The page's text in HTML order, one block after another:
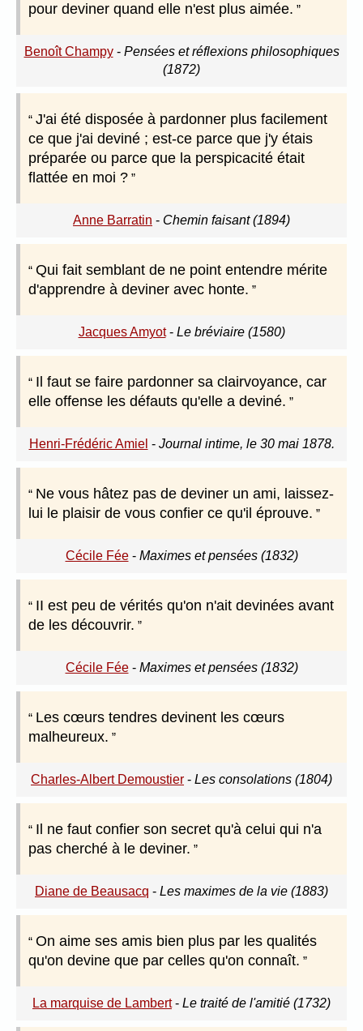
pour deviner quand elle n'est plus aimée.
Benoît Champy- Pensées et réflexions philosophiques
(1872)
J'ai été disposée à pardonner plus facilement
ce que j'ai deviné ; est-ce parce que j'y étais
préparée ou parce que la perspicacité était
flattée en moi ?
Anne Barratin - Chemin faisant (1894)
Qui fait semblant de ne point entendre mérite
d'apprendre à deviner avec honte.
Jacques Amyot- Le bréviaire (1580)
Il faut se faire pardonner sa clairvoyance, car
elle offense les défauts qu'elle a deviné.
Henri-Frédéric Amiel - Journal intime, le 30 mai 1878.
Ne vous hâtez pas de deviner un ami, laissez-
lui le plaisir de vous confier ce qu'il éprouve.
Cécile Fée- Maximes et pensées (1832)
II est peu de vérités qu'on n'ait devinées avant
de les découvrir.
Cécile Fée- Maximes et pensées (1832)
Les cœurs tendres devinent les cœurs
malheureux.
Charles-Albert Demoustier - Les consolations (1804)
Il ne faut confier son secret qu'à celui qui n'a
pas cherché à le deviner.
Diane de Beausacq - Les maximes de la vie (1883)
On aime ses amis bien plus par les qualités
qu'on devine que par celles qu'on connaît.
La marquise de Lambert- Le traité de l'amitié (1732)